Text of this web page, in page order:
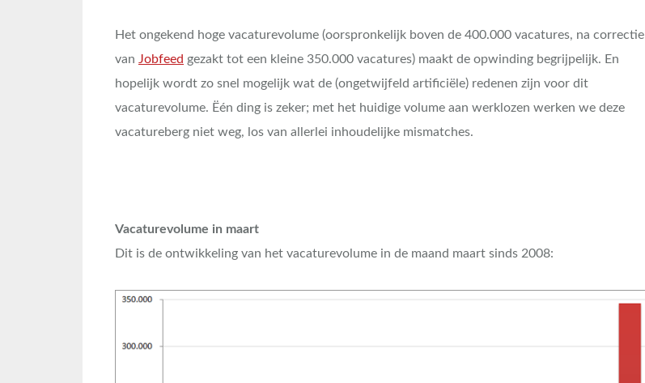
Het ongekend hoge vacaturevolume (oorspronkelijk boven de 400.000 vacatures, na correctie
van Jobfeed gezakt tot een kleine 350.000 vacatures) maakt de opwinding begrijpelijk. En
hopelijk wordt zo snel mogelijk wat de (ongetwijfeld artificiële) redenen zijn voor dit
vacaturevolume. Ëén ding is zeker; met het huidige volume aan werklozen werken we deze
vacatureberg niet weg, los van allerlei inhoudelijke mismatches.
Vacaturevolume in maart
Dit is de ontwikkeling van het vacaturevolume in de maand maart sinds 2008: